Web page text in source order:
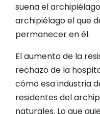
suena el
archipiélago el que
permanecer en él.
El aumento de la
rechazo de la
cómo esa industria
residentes del
naturales. Lo que